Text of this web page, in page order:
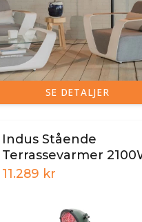
SE DETALJER
Indus Stående
Terrassevarmer
11.289 kr